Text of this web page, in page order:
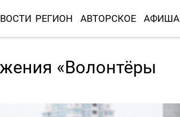
РЕГИОН АВТОРСКОЕ АФИША
«Волонтёры